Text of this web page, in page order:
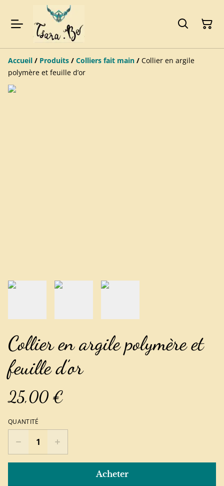
Accueil / Produits / Colliers fait main / Collier en argile
polymère et feuille d’or
Collier en argile polymère et
feuille d’or
25,00 €
QUANTITÉ
Acheter